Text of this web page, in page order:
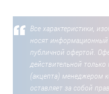
Все характеристики,
носят информационный
публичной офертой.
действительной
(акцепта) менеджером
оставляет за собой